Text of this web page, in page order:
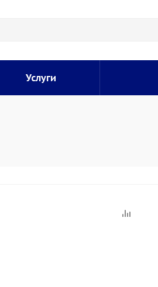
Услуги